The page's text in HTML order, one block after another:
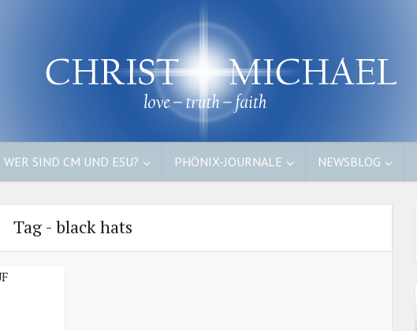
WER SIND CM UND ESU? PHÖNIX-JOURNALE NEWSBLOG
Tag - black hats